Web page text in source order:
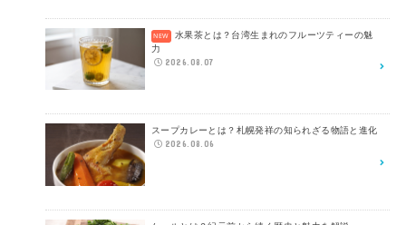
水果茶とは？台湾生まれのフルーツティーの魅
力
2026.08.07
スープカレーとは？札幌発祥の知られざる物語と進化
2026.08.06